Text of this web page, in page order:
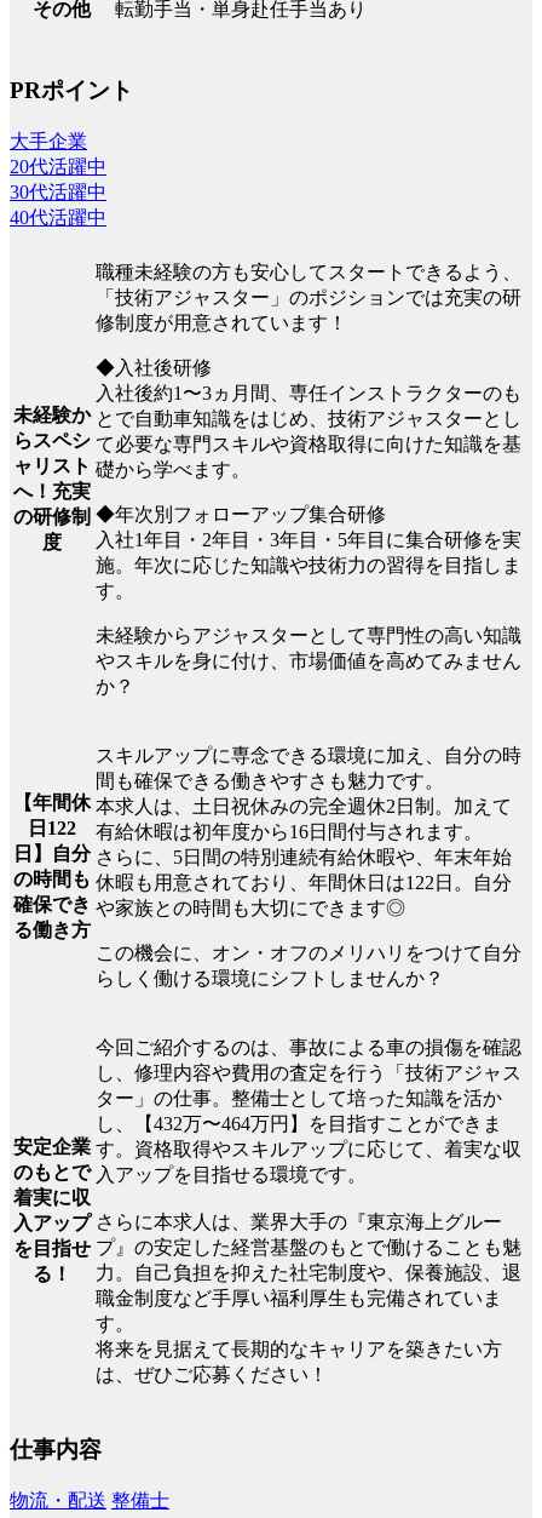
その他 転勤手当・単身赴任手当あり
PRポイント
大手企業
20代活躍中
30代活躍中
40代活躍中
未経験か
らスペシ
ャリスト
へ！充実
の研修制
度
職種未経験の方も安心してスタートできるよう、
「技術アジャスター」のポジションでは充実の研
修制度が用意されています！
◆入社後研修
入社後約1〜3ヵ月間、専任インストラクターのも
とで自動車知識をはじめ、技術アジャスターとし
て必要な専門スキルや資格取得に向けた知識を基
礎から学べます。
◆年次別フォローアップ集合研修
入社1年目・2年目・3年目・5年目に集合研修を実
施。年次に応じた知識や技術力の習得を目指しま
す。
未経験からアジャスターとして専門性の高い知識
やスキルを身に付け、市場価値を高めてみません
か？
【年間休
日122
日】自分
の時間も
確保でき
る働き方
スキルアップに専念できる環境に加え、自分の時
間も確保できる働きやすさも魅力です。
本求人は、土日祝休みの完全週休2日制。加えて
有給休暇は初年度から16日間付与されます。
さらに、5日間の特別連続有給休暇や、年末年始
休暇も用意されており、年間休日は122日。自分
や家族との時間も大切にできます◎
この機会に、オン・オフのメリハリをつけて自分
らしく働ける環境にシフトしませんか？
安定企業
のもとで
着実に収
入アップ
を目指せ
る！
今回ご紹介するのは、事故による車の損傷を確認
し、修理内容や費用の査定を行う「技術アジャス
ター」の仕事。整備士として培った知識を活か
し、【432万〜464万円】を目指すことができま
す。資格取得やスキルアップに応じて、着実な収
入アップを目指せる環境です。
さらに本求人は、業界大手の『東京海上グルー
プ』の安定した経営基盤のもとで働けることも魅
力。自己負担を抑えた社宅制度や、保養施設、退
職金制度など手厚い福利厚生も完備されていま
す。
将来を見据えて長期的なキャリアを築きたい方
は、ぜひご応募ください！
仕事内容
物流・配送 整備士